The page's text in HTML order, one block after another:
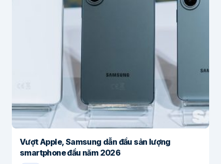
Vượt Apple, Samsung dẫn đầu sản lượng
smartphone đầu năm 2026